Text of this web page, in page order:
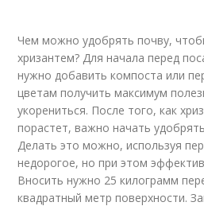
Чем можно удобрять почву,
хризантем? Для начала перед
нужно добавить компоста или
цветам получить максимум
укорениться. После того, как
порастет, важно начать
Делать это можно, используя
недорогое, но при этом
Вносить нужно 25 килограмм
квадратный метр поверхности.